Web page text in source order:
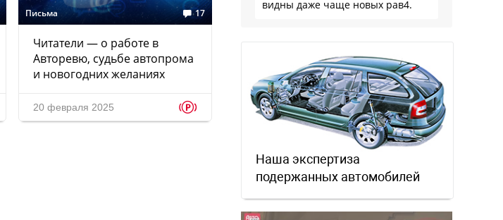
Письма 17
Читатели — о работе в
Авторевю, судьбе автопрома
и новогодних желаниях
20 февраля 2025 p
видны даже чаще новых рав4.
Наша экспертиза
подержанных автомобилей